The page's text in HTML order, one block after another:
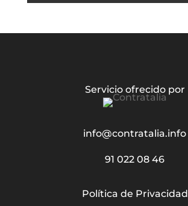
Servicio ofrecido por
info@contratalia.info
91 022 08 46
Política de Privacidad